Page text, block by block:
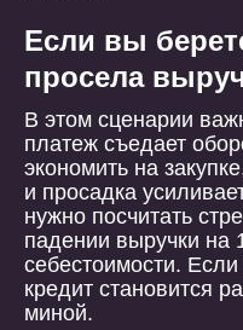
Если вы
просела
В этом сценарии
платеж съедает
экономить на
и просадка
нужно посчитать
падении выручки на
себестоимости.
кредит становится
миной.